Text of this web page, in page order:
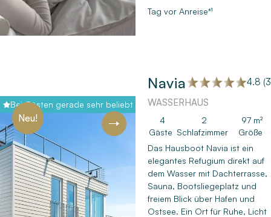
Tag vor Anreise*¹
Bei Gästen gerade sehr beliebt
Neu!
Navia
4.8
WASSERHAUS
4
Gäste
2
Schlafzimmer
97 m²
Größe
Das Hausboot Navia ist ein
elegantes Refugium direkt auf
dem Wasser mit Dachterrasse,
Sauna, Bootsliegeplatz und
freiem Blick über Hafen und
Ostsee. Ein Ort für Ruhe, Licht